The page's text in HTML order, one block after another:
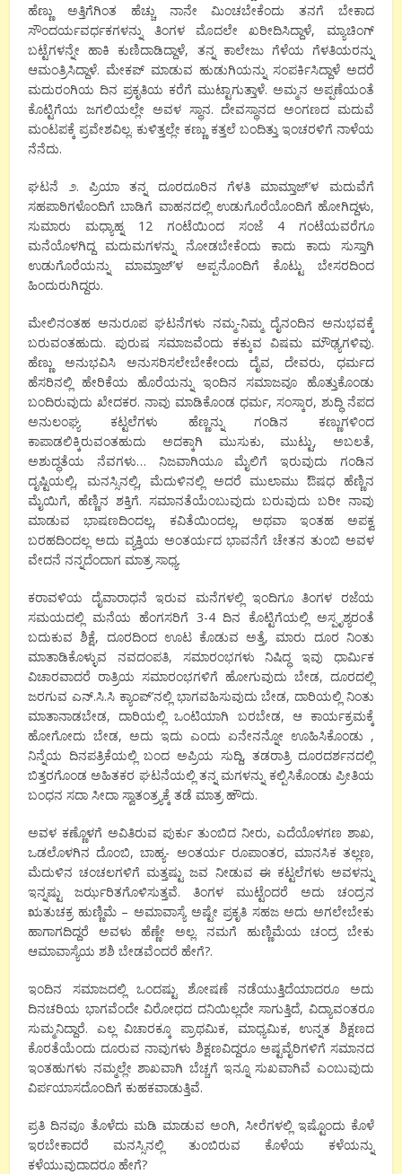
ಹೆಣ್ಣು ಅತ್ತಿಗೆಗಿಂತ ಹೆಚ್ಚು ನಾನೇ ಮಿಂಚಬೇಕೆಂದು ತನಗೆ ಬೇಕಾದ
ಸೌಂದರ್ಯವರ್ಧಕಗಳನ್ನು ತಿಂಗಳ ಮೊದಲೇ ಖರೀದಿಸಿದ್ದಾಳೆ, ಮ್ಯಾಚಿಂಗ್
ಬಟ್ಟೆಗಳನ್ನೇ ಹಾಕಿ ಕುಣಿದಾಡಿದ್ದಾಳೆ, ತನ್ನ ಕಾಲೇಜು ಗೆಳೆಯ ಗೆಳತಿಯರನ್ನು
ಆಮಂತ್ರಿಸಿದ್ದಾಳೆ. ಮೇಕಪ್ ಮಾಡುವ ಹುಡುಗಿಯನ್ನು ಸಂಪರ್ಕಿಸಿದ್ದಾಳೆ ಅದರೆ
ಮದುರಂಗಿಯ ದಿನ ಪ್ರಕೃತಿಯ ಕರೆಗೆ ಮುಟ್ಟಾಗುತ್ತಾಳೆ. ಅಮ್ಮನ ಅಪ್ಪಣೆಯಂತೆ
ಕೊಟ್ಟಿಗೆಯ ಜಗಲಿಯಲ್ಲೇ ಅವಳ ಸ್ಥಾನ. ದೇವಸ್ಥಾನದ ಅಂಗಣದ ಮದುವೆ
ಮಂಟಪಕ್ಕೆ ಪ್ರವೇಶವಿಲ್ಲ. ಕುಳಿತ್ತಲ್ಲೇ ಕಣ್ಣು ಕತ್ತಲೆ ಬಂದಿತ್ತು ಇಂಚರಳಿಗೆ ನಾಳೆಯ
ನೆನೆದು.
ಘಟನೆ ೨. ಪ್ರಿಯಾ ತನ್ನ ದೂರದೂರಿನ ಗೆಳತಿ ಮಾಮ್ತಾಜ್‍’ಳ ಮದುವೆಗೆ
ಸಹಪಾಠಿಗಳೊಂದಿಗೆ ಬಾಡಿಗೆ ವಾಹನದಲ್ಲಿ ಉಡುಗೊರೆಯೊಂದಿಗೆ ಹೋಗಿದ್ದಳು,
ಸುಮಾರು ಮಧ್ಯಾಹ್ನ 12 ಗಂಟೆಯಿಂದ ಸಂಜೆ 4 ಗಂಟೆಯವರೆಗೂ
ಮನೆಯೊಳಗಿದ್ದ ಮದುಮಗಳನ್ನು ನೋಡಬೇಕೆಂದು ಕಾದು ಕಾದು ಸುಸ್ತಾಗಿ
ಉಡುಗೊರೆಯನ್ನು ಮಾಮ್ತಾಜ್‍’ಳ ಅಪ್ಪನೊಂದಿಗೆ ಕೊಟ್ಟು ಬೇಸರದಿಂದ
ಹಿಂದುರುಗಿದ್ದರು.
ಮೇಲಿನಂತಹ ಅನುರೂಪ ಘಟನೆಗಳು ನಮ್ಮ-ನಿಮ್ಮ ದೈನಂದಿನ ಅನುಭವಕ್ಕೆ
ಬರುವಂತಹುದು. ಪುರುಷ ಸಮಾಜವೆಂದು ಕಕ್ಕುವ ವಿಷಮ ಮೌಢ್ಯಗಳಿವು.
ಹೆಣ್ಣು ಅನುಭವಿಸಿ ಅನುಸರಿಸಲೇಬೇಕೇಂದು ದೈವ, ದೇವರು, ಧರ್ಮದ
ಹೆಸರಿನಲ್ಲಿ ಹೇರಿಕೆಯ ಹೊರೆಯನ್ನು ಇಂದಿನ ಸಮಾಜವೂ ಹೊತ್ತುಕೊಂಡು
ಬಂದಿರುವುದು ಖೇದಕರ. ನಾವು ಮಾಡಿಕೊಂಡ ಧರ್ಮ, ಸಂಸ್ಕಾರ, ಶುದ್ಧಿ ನೆಪದ
ಅನುಲಂಘ್ಯ ಕಟ್ಟಲೆಗಳು ಹೆಣ್ಣನ್ನು ಗಂಡಿನ ಕಣ್ಣುಗಳಿಂದ
ಕಾಪಾಡಲಿಕ್ಕಿರುವಂತಹುದು ಅದಕ್ಕಾಗಿ ಮುಸುಕು, ಮುಟ್ಟು, ಅಬಲತೆ,
ಅಶುದ್ಧತೆಯ ನೆವಗಳು… ನಿಜವಾಗಿಯೂ ಮೈಲಿಗೆ ಇರುವುದು ಗಂಡಿನ
ದೃಷ್ಟಿಯಲ್ಲಿ, ಮನಸ್ಸಿನಲ್ಲಿ, ಮೆದುಳಿನಲ್ಲಿ ಅದರೆ ಮುಲಾಮು ಔಷಧ ಹೆಣ್ಣಿನ
ಮೈಯಿಗೆ, ಹೆಣ್ಣಿನ ಶಕ್ತಿಗೆ. ಸಮಾನತೆಯೆಂಬುವುದು ಬರುವುದು ಬರೀ ನಾವು
ಮಾಡುವ ಭಾಷಣದಿಂದಲ್ಲ, ಕವಿತೆಯಿಂದಲ್ಲ, ಅಥವಾ ಇಂತಹ ಅಪಕ್ವ
ಬರಹದಿಂದಲ್ಲ ಅದು ವ್ಯಕ್ತಿಯ ಅಂತರ್ಯದ ಭಾವನೆಗೆ ಚೇತನ ತುಂಬಿ ಅವಳ
ವೇದನೆ ನನ್ನದೆಂದಾಗ ಮಾತ್ರ ಸಾಧ್ಯ.
ಕರಾವಳಿಯ ದೈವಾರಾಧನೆ ಇರುವ ಮನೆಗಳಲ್ಲಿ ಇಂದಿಗೂ ತಿಂಗಳ ರಜೆಯ
ಸಮಯದಲ್ಲಿ ಮನೆಯ ಹೆಂಗಸರಿಗೆ 3-4 ದಿನ ಕೊಟ್ಟಿಗೆಯಲ್ಲಿ ಅಸ್ಪೃಶ್ಯರಂತೆ
ಬದುಕುವ ಶಿಕ್ಷೆ, ದೂರದಿಂದ ಊಟ ಕೊಡುವ ಅತ್ತೆ, ಮಾರು ದೂರ ನಿಂತು
ಮಾತಾಡಿಕೊಳ್ಳುವ ನವದಂಪತಿ, ಸಮಾರಂಭಗಳು ನಿಷಿದ್ಧ ಇವು ಧಾರ್ಮಿಕ
ವಿಚಾರವಾದರೆ ರಾತ್ರಿಯ ಸಮಾರಂಭಗಳಿಗೆ ಹೋಗುವುದು ಬೇಡ, ದೂರದಲ್ಲಿ
ಜರಗುವ ಎನ್.ಸಿ.ಸಿ ಕ್ಯಾಂಪ್’ನಲ್ಲಿ ಭಾಗವಹಿಸುವುದು ಬೇಡ, ದಾರಿಯಲ್ಲಿ ನಿಂತು
ಮಾತಾನಾಡಬೇಡ, ದಾರಿಯಲ್ಲಿ ಒಂಟಿಯಾಗಿ ಬರಬೇಡ, ಆ ಕಾರ್ಯಕ್ರಮಕ್ಕೆ
ಹೋಗೋದು ಬೇಡ, ಅದು ಇದು ಎಂದು ಏನೇನನ್ನೋ ಊಹಿಸಿಕೊಂಡು ,
ನಿನ್ನೆಯ ದಿನಪತ್ರಿಕೆಯಲ್ಲಿ ಬಂದ ಅಪ್ರಿಯ ಸುದ್ದಿ, ತಡರಾತ್ರಿ ದೂರದರ್ಶನದಲ್ಲಿ
ಬಿತ್ತರಗೊಂಡ ಅಹಿತಕರ ಘಟನೆಯಲ್ಲಿ ತನ್ನ ಮಗಳನ್ನು ಕಲ್ಪಿಸಿಕೊಂಡು ಪ್ರೀತಿಯ
ಬಂಧನ ಸದಾ ಸೀದಾ ಸ್ವಾತಂತ್ರ್ಯಕ್ಕೆ ತಡೆ ಮಾತ್ರ ಹೌದು.
ಅವಳ ಕಣ್ಣೊಳಗೆ ಅವಿತಿರುವ ಪುರ್ಕು ತುಂಬಿದ ನೀರು, ಎದೆಯೊಳಗಣ ಶಾಖ,
ಒಡಲೊಳಗಿನ ದೊಂಬಿ, ಬಾಹ್ಯ- ಅಂತರ್ಯ ರೂಪಾಂತರ, ಮಾನಸಿಕ ತಲ್ಲಣ,
ಮೆದುಳಿನ ಚಂಚಲಗಳಿಗೆ ಮತ್ತಷ್ಟು ಜವ ನೀಡುವ ಈ ಕಟ್ಟಲೆಗಳು ಅವಳನ್ನು
ಇನ್ನಷ್ಟು ಜರ್ಝರಿತಗೊಳಿಸುತ್ತವೆ. ತಿಂಗಳ ಮುಟ್ಟೆಂದರೆ ಅದು ಚಂದ್ರನ
ಋತುಚಕ್ರ ಹುಣ್ಣಿಮೆ – ಅಮಾವಾಸ್ಯೆ ಅಷ್ಟೇ ಪ್ರಕೃತಿ ಸಹಜ ಅದು ಅಗಲೇಬೇಕು
ಹಾಗಾಗದಿದ್ದರೆ ಅವಳು ಹೆಣ್ಣೇ ಅಲ್ಲ. ನಮಗೆ ಹುಣ್ಣಿಮೆಯ ಚಂದ್ರ ಬೇಕು
ಆಮಾವಾಸ್ಯೆಯ ಶಶಿ ಬೇಡವೆಂದರೆ ಹೇಗೆ?.
ಇಂದಿನ ಸಮಾಜದಲ್ಲಿ ಒಂದಷ್ಟು ಶೋಷಣೆ ನಡೆಯುತ್ತಿದೆಯಾದರೂ ಅದು
ದಿನಚರಿಯ ಭಾಗವೆಂದೇ ವಿರೋಧದ ದನಿಯಿಲ್ಲದೇ ಸಾಗುತ್ತಿದೆ, ವಿದ್ಯಾವಂತರೂ
ಸುಮ್ಮನಿದ್ದಾರೆ. ಎಲ್ಲ ವಿಚಾರಕ್ಕೂ ಪ್ರಾಥಮಿಕ, ಮಾಧ್ಯಮಿಕ, ಉನ್ನತ ಶಿಕ್ಷಣದ
ಕೊರತೆಯೆಂದು ದೂರುವ ನಾವುಗಳು ಶಿಕ್ಷಣವಿದ್ದರೂ ಅಷ್ಟವೈರಿಗಳಿಗೆ ಸಮಾನದ
ಇಂತಹುಗಳು ನಮ್ಮಲ್ಲೇ ಶಾಖವಾಗಿ ಬೆಚ್ಚಗೆ ಇನ್ನೂ ಸುಖವಾಗಿವೆ ಎಂಬುವುದು
ವಿರ್ಪಯಾಸದೊಂದಿಗೆ ಕುಹಕವಾಡುತ್ತಿವೆ.
ಪ್ರತಿ ದಿನವೂ ತೊಳೆದು ಮಡಿ ಮಾಡುವ ಅಂಗಿ, ಸೀರೆಗಳಲ್ಲಿ ಇಷ್ಟೊಂದು ಕೊಳೆ
ಇರಬೇಕಾದರೆ ಮನಸ್ಸಿನಲ್ಲಿ ತುಂಬಿರುವ ಕೊಳೆಯ ಕಳೆಯನ್ನು
ಕಳೆಯುವುದಾದರೂ ಹೇಗೆ?